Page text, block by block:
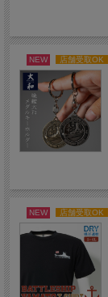
NEW 店舗受取OK
NEW 店舗受取OK